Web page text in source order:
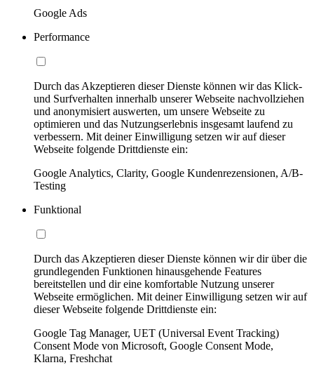
Google Ads
Performance
Durch das Akzeptieren dieser Dienste können wir das Klick-
und Surfverhalten innerhalb unserer Webseite nachvollziehen
und anonymisiert auswerten, um unsere Webseite zu
optimieren und das Nutzungserlebnis insgesamt laufend zu
verbessern. Mit deiner Einwilligung setzen wir auf dieser
Webseite folgende Drittdienste ein:
Google Analytics, Clarity, Google Kundenrezensionen, A/B-
Testing
Funktional
Durch das Akzeptieren dieser Dienste können wir dir über die
grundlegenden Funktionen hinausgehende Features
bereitstellen und dir eine komfortable Nutzung unserer
Webseite ermöglichen. Mit deiner Einwilligung setzen wir auf
dieser Webseite folgende Drittdienste ein:
Google Tag Manager, UET (Universal Event Tracking)
Consent Mode von Microsoft, Google Consent Mode,
Klarna, Freshchat